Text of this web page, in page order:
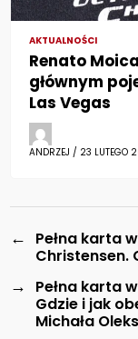
AKTUALNOŚCI
Renato
głównym
Las Vegas
ANDRZEJ / 23 LUTEGO
←
Pełna karta
Christensen.
→
Pełna karta
Gdzie i jak
Michała